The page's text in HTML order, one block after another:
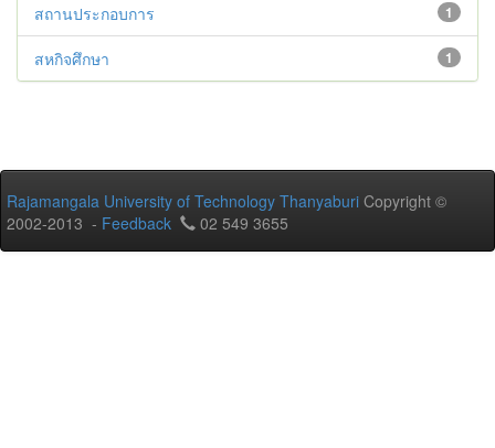
1
สถานประกอบการ
1
สหกิจศึกษา
Rajamangala University of Technology Thanyaburi Copyright ©
2002-2013 - Feedback 02 549 3655